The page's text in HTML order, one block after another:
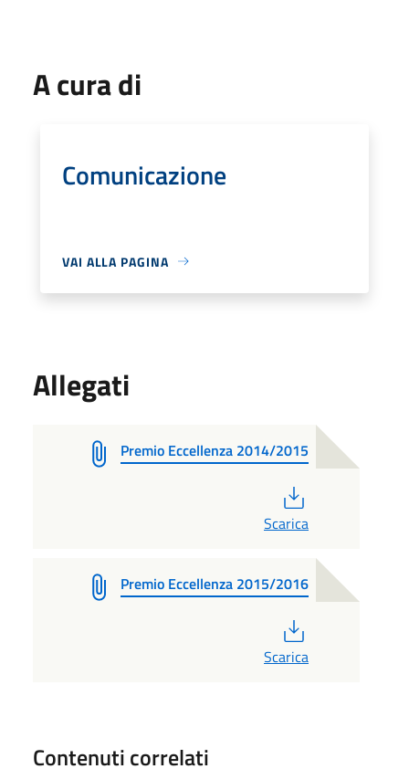
A cura di
Comunicazione
VAI ALLA PAGINA
Allegati
Premio Eccellenza 2014/2015
Scarica
Premio Eccellenza 2015/2016
Scarica
Contenuti correlati